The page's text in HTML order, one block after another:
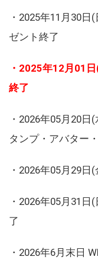
・2025年11月30
ゼント終了
・2025年12月01
終了
・2026年05月20
タンプ・アバター
・2026年05月29
・2026年05月31
了
・2026年6月末日